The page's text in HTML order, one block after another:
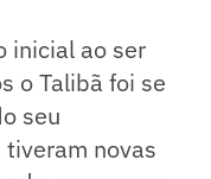
inicial ao ser
o Talibã foi se
seu
novas